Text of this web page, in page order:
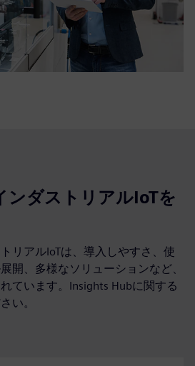
ンダストリアルIoTを
リアルIoTは、導入しやすさ、使
開、多様なソリューションなど、
ています。Insights Hubに関する
い。